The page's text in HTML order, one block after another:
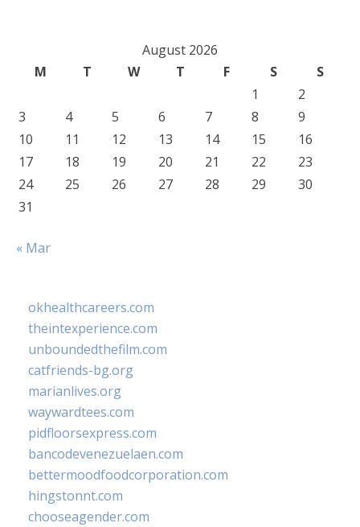
August 2026
M
T W T F S
S
1
2
3
4 5 6 7 8
9
10
11 12 13 14 15
16
17
18 19 20 21 22
23
24
25 26 27 28 29
30
31
« Mar
okhealthcareers.com
theintexperience.com
unboundedthefilm.com
catfriends-bg.org
marianlives.org
waywardtees.com
pidfloorsexpress.com
bancodevenezuelaen.com
bettermoodfoodcorporation.com
hingstonnt.com
chooseagender.com